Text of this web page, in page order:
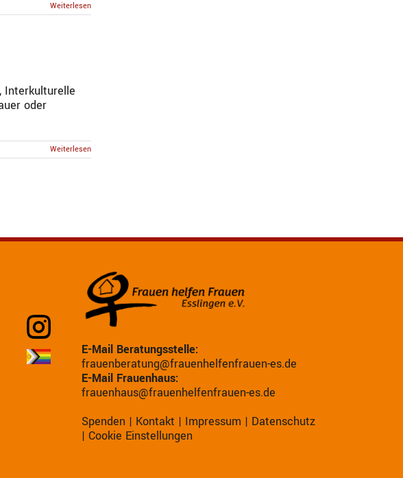
Weiterlesen
Interkulturelle
oder
Weiterlesen
E-Mail Beratungsstelle:
frauenberatung@frauenhelfenfrauen-es.de
E-Mail Frauenhaus:
frauenhaus@frauenhelfenfrauen-es.de
Spenden | Kontakt | Impressum | Datenschutz
| Cookie Einstellungen